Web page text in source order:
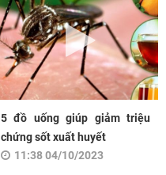
5 đồ uống giúp giảm triệu
chứng sốt xuất huyết
11:38 04/10/2023